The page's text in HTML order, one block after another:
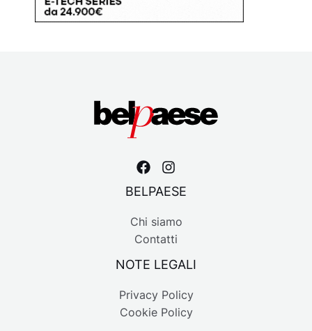
BELPAESE
Chi siamo
Contatti
NOTE LEGALI
Privacy Policy
Cookie Policy